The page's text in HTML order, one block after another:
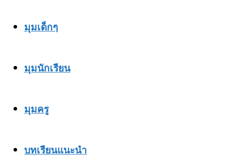
มุมเด็กๆ
มุมนักเรียน
มุมครู
บทเรียนแนะนำ